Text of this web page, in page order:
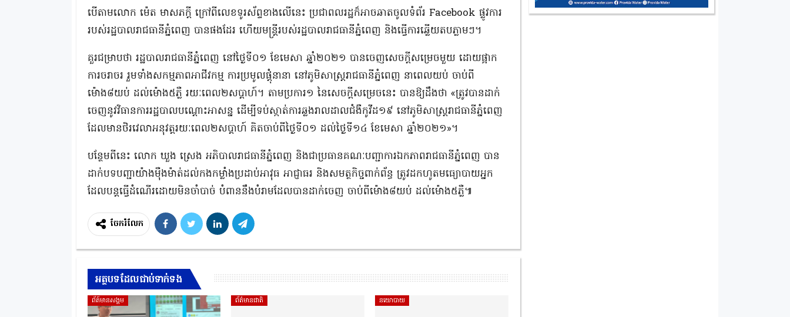
បើតាមលោក ម៉េត មាសភក្ដី ក្រៅពីលេខទូរស័ព្ទខាងលើនេះ ប្រជាពលរដ្ឋក៏អាចឆាតចូលទំព័រ Facebook ផ្លូវការ
របស់រដ្ឋបាលរាជធានីភ្នំពេញ បានផងដែរ ហើយមន្ដ្រីរបស់រដ្ឋបាលរាជធានីភ្នំពេញ និងធ្វើការឆ្លើយតបភ្លាមៗ។
គួរជម្រាបថា រដ្ឋបាលរាជធានីភ្នំពេញ នៅថ្ងៃទី០១ ខែមេសា ឆ្នាំ២០២១ បានចេញសេចក្តីសម្រេចមួយ ដោយផ្អាក
ការចរាចរ រួមទាំងសកម្មភាពអាជីវកម្ម ការប្រមូលផ្តុំនានា នៅភូមិសាស្រ្តរាជធានីភ្នំពេញ នាពេលយប់ ចាប់ពី
ម៉ោង៨យប់ ដល់ម៉ោង៥ភ្លឺ រយៈពេល២សប្តាហ៍។ តាមប្រការ១ នៃសេចក្តីសម្រេចនេះ បានឱ្យដឹងថា «ត្រូវបានដាក់
ចេញនូវវិធានការរដ្ឋបាលបណ្តោះអាសន្ន ដើម្បីទប់ស្កាត់ការឆ្លងរាលដាលជំងឺកូវីដ១៩ នៅភូមិសាស្រ្តរាជធានីភ្នំពេញ
ដែលមានថិរវេលាអនុវត្តរយៈពេល២សប្តាហ៍ គិតចាប់ពីថ្ងៃទី០១ ដល់ថ្ងៃទី១៤ ខែមេសា ឆ្នាំ២០២១»។
បន្ថែមពីនេះ លោក ឃួង ស្រេង អភិបាលរាជធានីភ្នំពេញ និងជាប្រធានគណៈបញ្ជាការឯកភាពរាជធានីភ្នំពេញ បាន
ដាក់បទបញ្ជាយ៉ាងម៉ឺងម៉ាត់ដល់កងកម្លាំងប្រដាប់អាវុធ អាជ្ញាធរ និងសមត្ថកិច្ចពាក់ព័ន្ធ ត្រូវដកហូតមធ្យោបាយអ្នក
ដែលបន្ដធ្វើដំណើរដោយមិនចាំបាច់ បំពាននឹងបំរាមដែលបានដាក់ចេញ ចាប់ពីម៉ោង៨យប់ ដល់ម៉ោង៥ភ្លឺ៕
ចែករំលែក
អត្ថបទដែលជាប់ទាក់ទង
ព័ត៍មានសង្គម ព័ត៌មានជាតិ នយោបាយ